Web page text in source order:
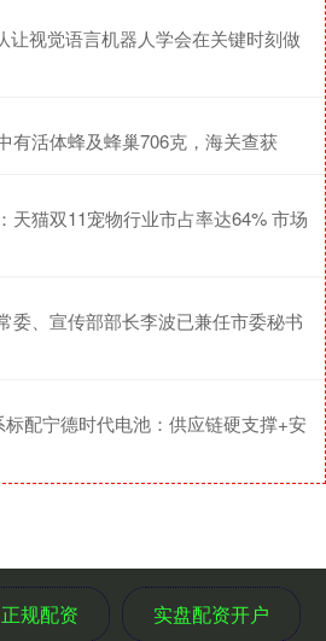
让视觉语言机器人学会在关键时刻做
有活体蜂及蜂巢706克，海关查获
天猫双11宠物行业市占率达64% 市场
委、宣传部部长李波已兼任市委秘书
配宁德时代电池：供应链硬支撑+安
正规配资 实盘配资开户